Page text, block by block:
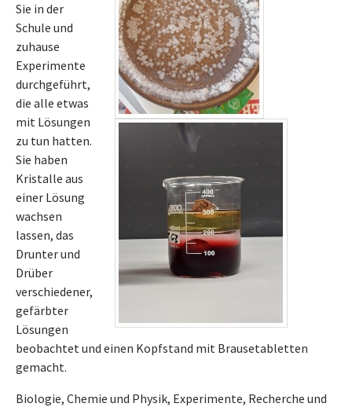
Sie in der
Schule und
zuhause
Experimente
durchgeführt,
die alle etwas
mit Lösungen
zu tun hatten.
Sie haben
Kristalle aus
einer Lösung
wachsen
lassen, das
Drunter und
Drüber
verschiedener,
gefärbter
Lösungen
beobachtet und einen Kopfstand mit Brausetabletten
gemacht.
Biologie, Chemie und Physik, Experimente, Recherche und